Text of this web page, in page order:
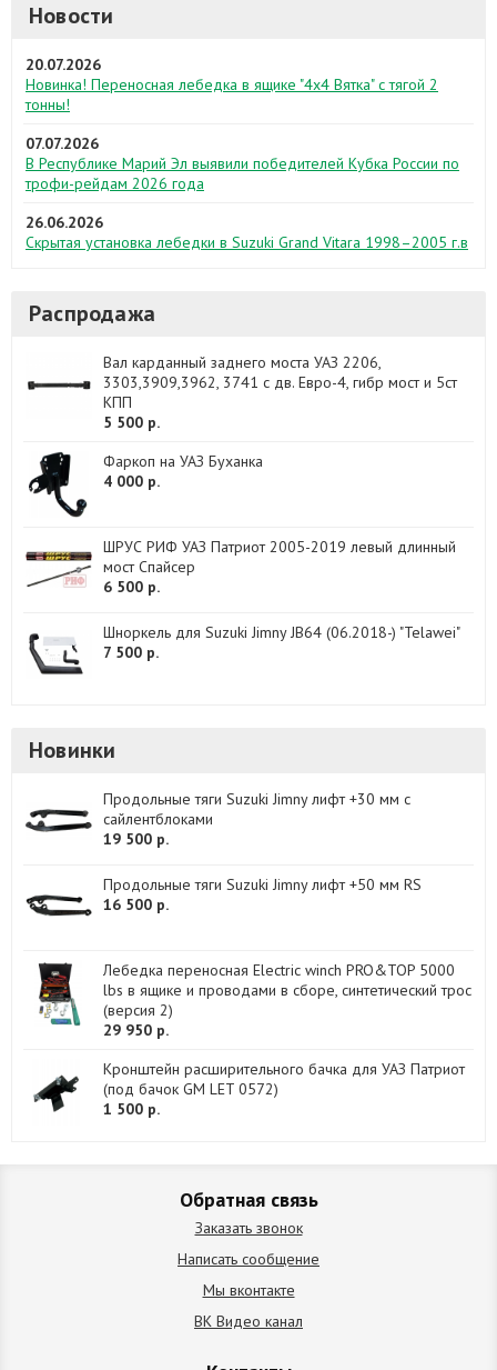
Новости
20.07.2026
Новинка! Переносная лебедка в ящике "4х4 Вятка" с тягой 2
тонны!
07.07.2026
В Республике Марий Эл выявили победителей Кубка России по
трофи-рейдам 2026 года
26.06.2026
Скрытая установка лебедки в Suzuki Grand Vitara 1998–2005 г.в
Распродажа
Вал карданный заднего моста УАЗ 2206,
3303,3909,3962, 3741 с дв. Евро-4, гибр мост и 5ст
КПП
5 500 р.
Фаркоп на УАЗ Буханка
4 000 р.
ШРУС РИФ УАЗ Патриот 2005-2019 левый длинный
мост Спайсер
6 500 р.
Шноркель для Suzuki Jimny JB64 (06.2018-) "Telawei"
7 500 р.
Новинки
Продольные тяги Suzuki Jimny лифт +30 мм с
сайлентблоками
19 500 р.
Продольные тяги Suzuki Jimny лифт +50 мм RS
16 500 р.
Лебедка переносная Electric winch PRO&TOP 5000
lbs в ящике и проводами в сборе, синтетический трос
(версия 2)
29 950 р.
Кронштейн расширительного бачка для УАЗ Патриот
(под бачок GM LET 0572)
1 500 р.
Обратная связь
Заказать звонок
Написать сообщение
Мы вконтакте
ВК Видео канал